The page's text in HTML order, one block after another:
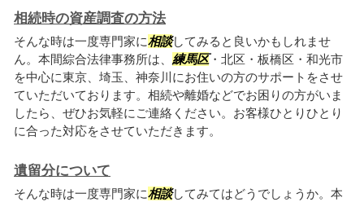
相続時の資産調査の方法
そんな時は一度専門家に相談してみると良いかもしれませ
ん。本間綜合法律事務所は、 練馬区・北区・板橋区・和光市
を中心に東京、埼玉、神奈川にお住いの方のサポートをさせ
ていただいております。相続や離婚などでお困りの方がいま
したら、ぜひお気軽にご連絡ください。お客様ひとりひとり
に合った対応をさせていただきます。
遺留分について
そんな時は一度専門家に相談してみてはどうでしょうか。本